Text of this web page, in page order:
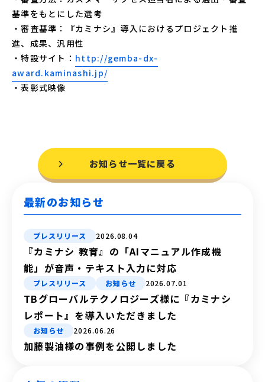
基準をもとにした選考
・審査基準：『カミナシ』導入におけるプロジェクト推
進、成果、汎用性
・特設サイト： http://gemba-dx-
award.kaminashi.jp/
・表彰式映像
お知らせ一覧に戻る
最新のお知らせ
プレスリリース 2026.08.04
『カミナシ 教育』の「AIマニュアル作成機
能」が音声・テキスト入力に対応
プレスリリース お知らせ 2026.07.01
TBグローバルテクノロジーズ様に『カミナシ
レポート』を導入いただきました
お知らせ 2026.06.26
加藤製油様の事例を公開しました